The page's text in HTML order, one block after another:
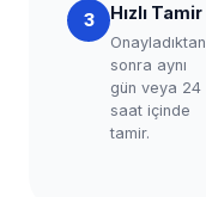
3 Hızlı Tamir
Onayladıktan
sonra aynı
gün veya 24
saat içinde
tamir.